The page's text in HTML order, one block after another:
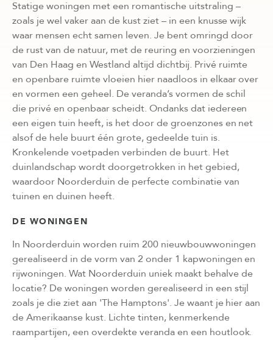
Statige woningen met een romantische uitstraling –
zoals je wel vaker aan de kust ziet – in een knusse wijk
waar mensen echt samen leven. Je bent omringd door
de rust van de natuur, met de reuring en voorzieningen
van Den Haag en Westland altijd dichtbij. Privé ruimte
en openbare ruimte vloeien hier naadloos in elkaar over
en vormen een geheel. De veranda’s vormen de schil
die privé en openbaar scheidt. Ondanks dat iedereen
een eigen tuin heeft, is het door de groenzones en net
alsof de hele buurt één grote, gedeelde tuin is.
Kronkelende voetpaden verbinden de buurt. Het
duinlandschap wordt doorgetrokken in het gebied,
waardoor Noorderduin de perfecte combinatie van
tuinen en duinen heeft.
DE WONINGEN
In Noorderduin worden ruim 200 nieuwbouwwoningen
gerealiseerd in de vorm van 2 onder 1 kapwoningen en
rijwoningen. Wat Noorderduin uniek maakt behalve de
locatie? De woningen worden gerealiseerd in een stijl
zoals je die ziet aan 'The Hamptons'. Je waant je hier aan
de Amerikaanse kust. Lichte tinten, kenmerkende
raampartijen, een overdekte veranda en een houtlook.